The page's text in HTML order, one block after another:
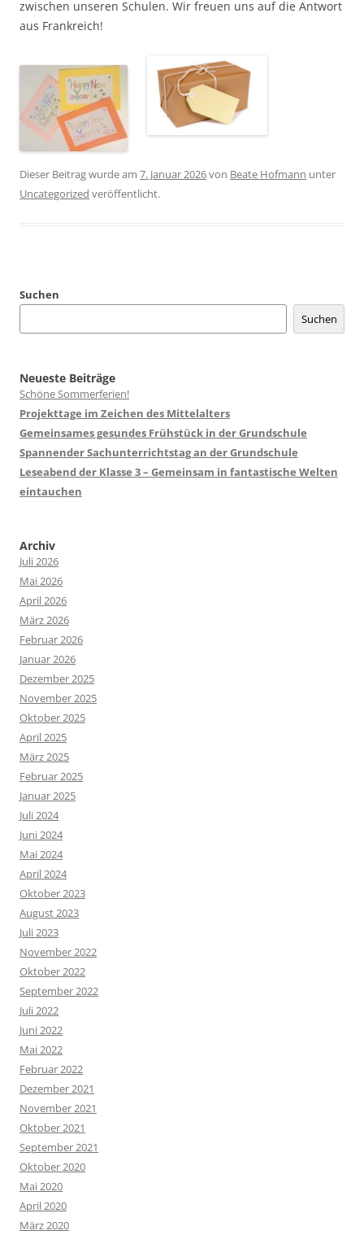
zwischen unseren Schulen. Wir freuen uns auf die Antwort
aus Frankreich!
Dieser Beitrag wurde am 7. Januar 2026von Beate Hofmann unter
Uncategorized veröffentlicht.
Suchen
Suchen
Neueste Beiträge
Schöne Sommerferien!
Projekttage im Zeichen des Mittelalters
Gemeinsames gesundes Frühstück in der Grundschule
Spannender Sachunterrichtstag an der Grundschule
Leseabend der Klasse 3 – Gemeinsam in fantastische Welten
eintauchen
Archiv
Juli 2026
Mai 2026
April 2026
März 2026
Februar 2026
Januar 2026
Dezember 2025
November 2025
Oktober 2025
April 2025
März 2025
Februar 2025
Januar 2025
Juli 2024
Juni 2024
Mai 2024
April 2024
Oktober 2023
August 2023
Juli 2023
November 2022
Oktober 2022
September 2022
Juli 2022
Juni 2022
Mai 2022
Februar 2022
Dezember 2021
November 2021
Oktober 2021
September 2021
Oktober 2020
Mai 2020
April 2020
März 2020